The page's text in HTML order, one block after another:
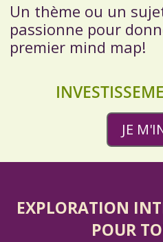
Un thème ou un
passionne pour
premier mind map!
JE
EXPLORATION
POUR